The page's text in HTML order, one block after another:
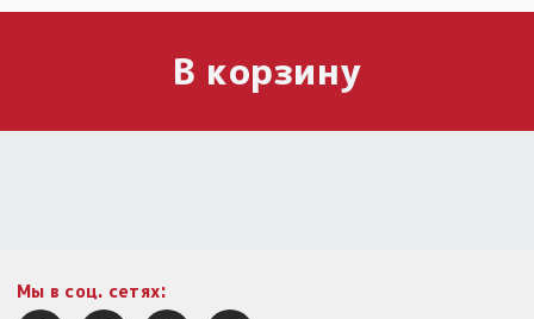
В корзину
Мы в соц. сетях: